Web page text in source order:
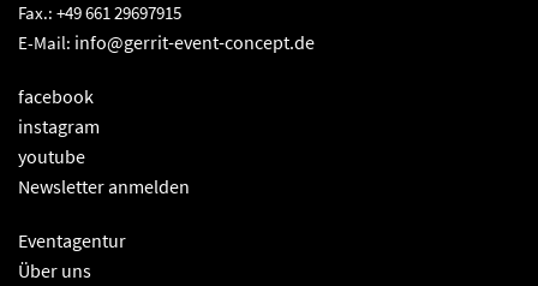
Fax.: +49 661 29697915
E-Mail: info@gerrit-event-concept.de
facebook
instagram
youtube
Newsletter anmelden
Eventagentur
Über uns